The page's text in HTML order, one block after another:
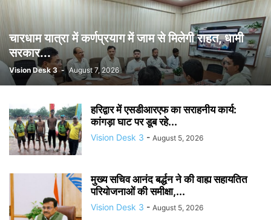
चारधाम यात्रा में कर्णप्रयाग में जाम से मिलेगी राहत, धामी
सरकार...
Vision Desk 3 - August 7, 2026
हरिद्वार में एसडीआरएफ का सराहनीय कार्य:
कांगड़ा घाट पर डूब रहे...
Vision Desk 3 - August 5, 2026
मुख्य सचिव आनंद बर्द्धन ने की वाह्य सहायतित
परियोजनाओं की समीक्षा,...
Vision Desk 3 - August 5, 2026